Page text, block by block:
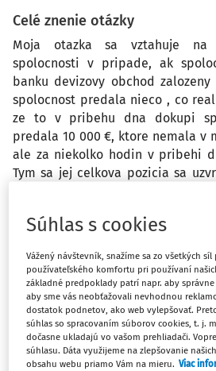
Celé znenie otázky
Moja otazka sa vztahuje na
spolocnosti v pripade, ak
banku devizovy obchod
spolocnost predala nieco , co
ze to v pribehu dna dokupi
predala 10 000 €, ktore nemala v
ale za niekolko hodin v pribehi
Tym sa jej celkova pozicia sa
svojich realnych financnych
netreba mat realny objem
obchodovat, ale staci ak su
vykrytie pripadnych strat. Ide
vykazovaneho vo vykazoch
realizovany na devizovom trhu?
Súhlas s cookies
Vážený návštevník, snažíme sa zo všetkých
používateľského komfortu pri používaní
základné predpoklady patrí napr. aby
aby sme vás neobťažovali nevhodnou
dostatok podnetov, ako web vylepšovať.
súhlas so spracovaním súborov cookies, t. j.
dočasne ukladajú vo vašom prehliadači.
súhlasu. Dáta využijeme na zlepšovanie
obsahu webu priamo Vám na mieru. Viac